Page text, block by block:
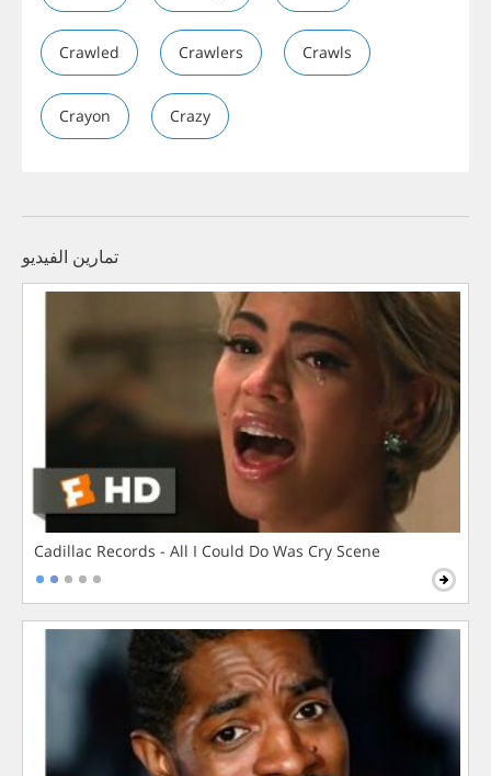
Crawled Crawlers Crawls
Crayon Crazy
تمارين الفيديو
Cadillac Records - All I Could Do Was Cry Scene